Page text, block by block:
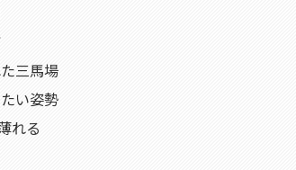
三馬場
い姿勢
れる